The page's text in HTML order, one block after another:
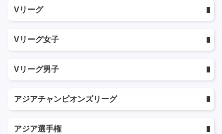
Vリーグ
Vリーグ女子
Vリーグ男子
アジアチャンピオンズリーグ
アジア選手権